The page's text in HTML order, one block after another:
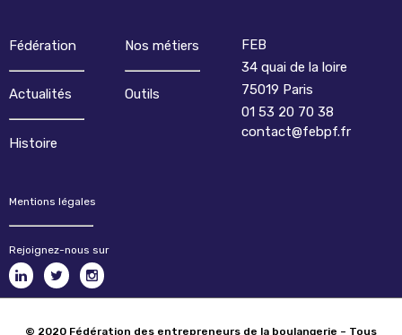
Fédération Nos métiers
FEB
34 quai de la loire
75019 Paris
01 53 20 70 38
contact@febpf.fr
Actualités Outils
Histoire
Mentions légales
Rejoignez-nous sur
© 2020 Fédération des entrepreneurs de la boulangerie – Tous